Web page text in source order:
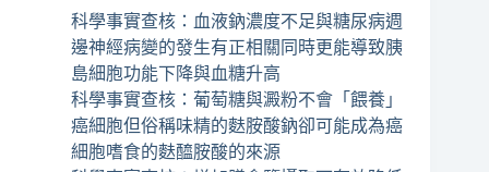
科學事實查核：血液鈉濃度不足與糖尿病週
邊神經病變的發生有正相關同時更能導致胰
島細胞功能下降與血糖升高
科學事實查核：葡萄糖與澱粉不會「餵養」
癌細胞但俗稱味精的麩胺酸鈉卻可能成為癌
細胞嗜食的麩醯胺酸的來源